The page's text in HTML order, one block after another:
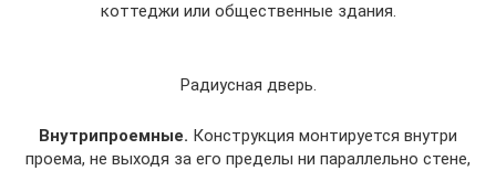
коттеджи или общественные здания.
Радиусная дверь.
Внутрипроемные. Конструкция монтируется внутри
проема, не выходя за его пределы ни параллельно стене,